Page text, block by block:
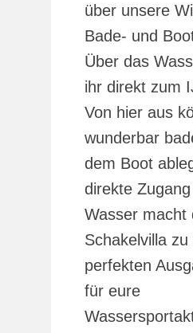
über unsere
Bade- und
Über das
ihr direkt zum
Von hier aus
wunderbar
dem Boot
direkte
Wasser macht
Schakelvilla zu
perfekten
für eure